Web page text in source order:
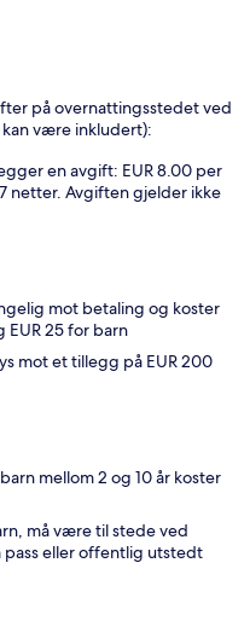
på overnattingsstedet ved
være inkludert):
en avgift: EUR 8.00 per
netter. Avgiften gjelder ikke
mot betaling og koster
EUR 25 for barn
mot et tillegg på EUR 200
mellom 2 og 10 år koster
må være til stede ved
pass eller offentlig utstedt